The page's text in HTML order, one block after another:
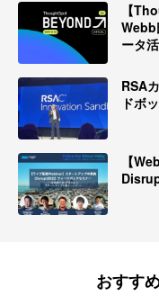
【
Webb
ータ
RSA
ドボ
【
おすす